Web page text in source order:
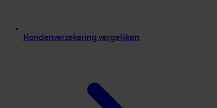
Hondenverzekering vergelijken